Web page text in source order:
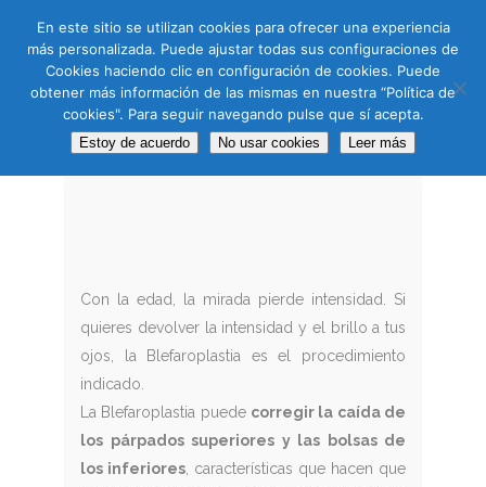
CAT ENG
BLEFAROPLASTIA
Con la edad, la mirada pierde intensidad. Si
quieres devolver la intensidad y el brillo a tus
ojos, la Blefaroplastia es el procedimiento
indicado.
La Blefaroplastia puede corregir la caída de
los párpados superiores y las bolsas de
los inferiores , características que hacen que
En este sitio se utilizan cookies para ofrecer una experiencia
más personalizada. Puede ajustar todas sus configuraciones de
Cookies haciendo clic en configuración de cookies. Puede
obtener más información de las mismas en nuestra “Política de
cookies". Para seguir navegando pulse que sí acepta.
Estoy de acuerdo No usar cookies Leer más